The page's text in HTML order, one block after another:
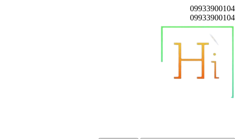
09933900104
09933900104